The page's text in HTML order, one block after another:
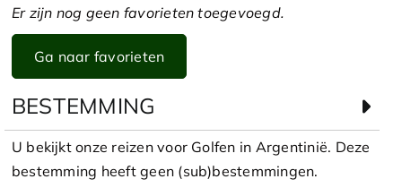
Er zijn nog geen favorieten toegevoegd.
Ga naar favorieten
BESTEMMING
U bekijkt onze reizen voor Golfen in Argentinië. Deze
bestemming heeft geen (sub)bestemmingen.